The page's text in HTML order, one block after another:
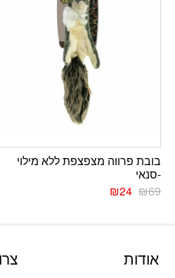
בובת פרווה מצפצפת ללא מילוי
-סנאי
₪69
₪24
אודות